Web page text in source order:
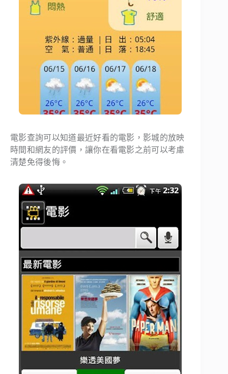
電影查詢可以知道最近好看的電影，影城的放映
時間和網友的評價，讓你在看電影之前可以考慮
清楚免得後悔。